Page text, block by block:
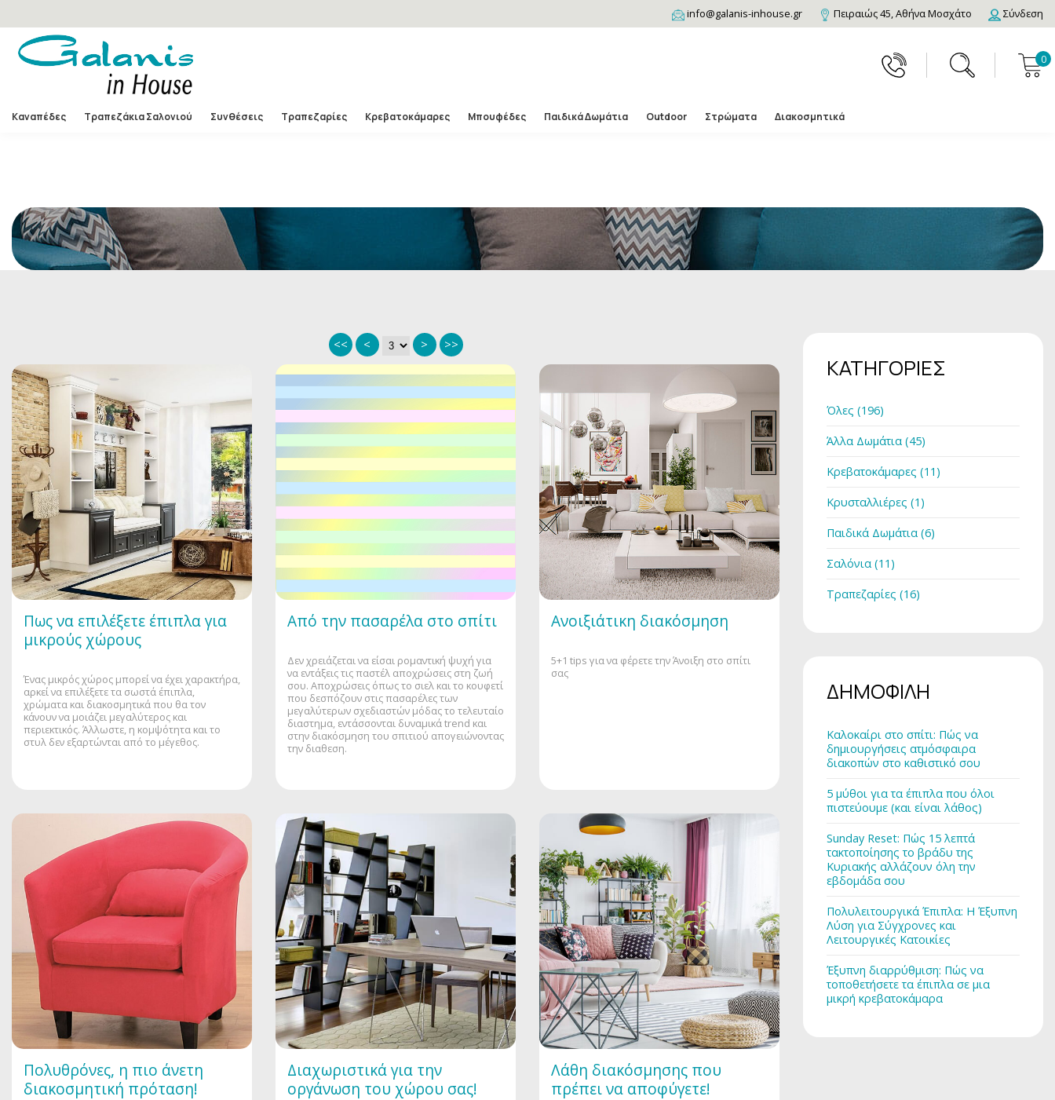
Warning: Undefined array key "other-room" in
info@galanis-inhouse.gr Πειραιώς 45, Αθήνα Μοσχάτο Σύνδεση
0
Καναπέδες Τραπεζάκια Σαλονιού Συνθέσεις Τραπεζαρίες Κρεβατοκάμαρες Μπουφέδες Παιδικά Δωμάτια Outdoor Στρώματα Διακοσμητικά
<< < > >>
Πως να επιλέξετε έπιπλα για
μικρούς χώρους
Ένας μικρός χώρος μπορεί να έχει χαρακτήρα,
αρκεί να επιλέξετε τα σωστά έπιπλα,
χρώματα και διακοσμητικά που θα τον
κάνουν να μοιάζει μεγαλύτερος και
περιεκτικός. Άλλωστε, η κομψότητα και το
στυλ δεν εξαρτώνται από το μέγεθος.
Από την πασαρέλα στο σπίτι
Δεν χρειάζεται να είσαι ρομαντική ψυχή για
να εντάξεις τις παστέλ αποχρώσεις στη ζωή
σου. Αποχρώσεις όπως το σιελ και το κουφετί
που δεσπόζουν στις πασαρέλες των
μεγαλύτερων σχεδιαστών μόδας το τελευταίο
διαστημα, εντάσσονται δυναμικά trend και
στην διακόσμηση του σπιτιού απογειώνοντας
την διαθεση.
Ανοιξιάτικη διακόσμηση
5+1 tips για να φέρετε την Άνοιξη στο σπίτι
σας
Πολυθρόνες, η πιο άνετη
διακοσμητική πρόταση!
Διαχωριστικά για την
οργάνωση του χώρου σας!
Λάθη διακόσμησης που
πρέπει να αποφύγετε!
ΚΑΤΗΓΟΡΙΕΣ
Όλες (196)
Άλλα Δωμάτια (45)
Κρεβατοκάμαρες (11)
Κρυσταλλιέρες (1)
Παιδικά Δωμάτια (6)
Σαλόνια (11)
Τραπεζαρίες (16)
ΔΗΜΟΦΙΛΗ
Καλοκαίρι στο σπίτι: Πώς να
δημιουργήσεις ατμόσφαιρα
διακοπών στο καθιστικό σου
5 μύθοι για τα έπιπλα που όλοι
πιστεύουμε (και είναι λάθος)
Sunday Reset: Πώς 15 λεπτά
τακτοποίησης το βράδυ της
Κυριακής αλλάζουν όλη την
εβδομάδα σου
Πολυλειτουργικά Έπιπλα: Η Έξυπνη
Λύση για Σύγχρονες και
Λειτουργικές Κατοικίες
Έξυπνη διαρρύθμιση: Πώς να
τοποθετήσετε τα έπιπλα σε μια
μικρή κρεβατοκάμαρα